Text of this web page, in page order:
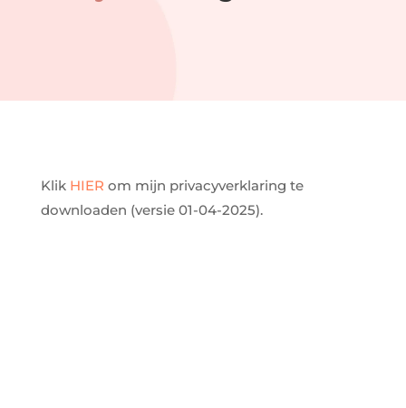
Klik HIER om mijn privacyverklaring te
downloaden (versie 01-04-2025).